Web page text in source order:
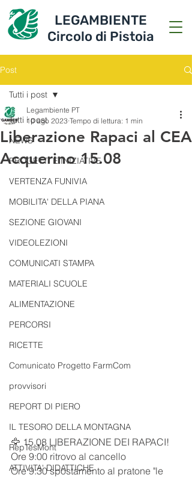
LEGAMBIENTE
Circolo di Pistoia
Post
Tutti i post
NEWS
PROGETTI E INIZIATIVE
VERTENZA FUNIVIA
MOBILITA' DELLA PIANA
SEZIONE GIOVANI
VIDEOLEZIONI
COMUNICATI STAMPA
MATERIALI SCUOLE
ALIMENTAZIONE
PERCORSI
RICETTE
Comunicato Progetto FarmCom
provvisori
REPORT DI PIERO
IL TESORO DELLA MONTAGNA
RepTesMont
ATTIVITA' DIDATTICHE
Tutti i post
Liberazione Rapaci al CEA
Acquerino 15.08
Legambiente PT
10 ago 2023 Tempo di lettura: 1 min
🦅 15.08 LIBERAZIONE DEI RAPACI!
Ore 9:00 ritrovo al cancello
Ore 9:30 spostamento al pratone "le